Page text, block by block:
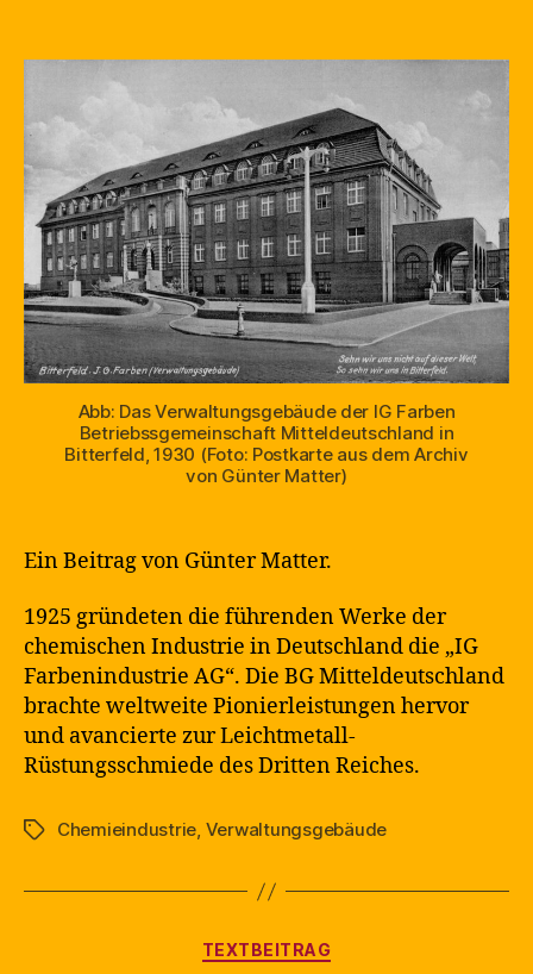
Abb: Das Verwaltungsgebäude der IG Farben
Betriebssgemeinschaft Mitteldeutschland in
Bitterfeld, 1930 (Foto: Postkarte aus dem Archiv
von Günter Matter)
Ein Beitrag von Günter Matter.
1925 gründeten die führenden Werke der
chemischen Industrie in Deutschland die „IG
Farbenindustrie AG“. Die BG Mitteldeutschland
brachte weltweite Pionierleistungen hervor
und avancierte zur Leichtmetall-
Rüstungsschmiede des Dritten Reiches.
Schlagwörter
Chemieindustrie, Verwaltungsgebäude
Kategorien
TEXTBEITRAG